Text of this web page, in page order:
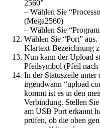
2560”
– Wählen Sie
(Mega2560)
– Wählen Sie
Wählen Sie “Port”
Klartext-Bezeichnung
Nun kann der Upload
Pfeilsymbol (Pfeil nach
In der Statuszeile unter
irgendwann “upload
kommt ist es in den
Verbindung. Stellen
am USB Port erkannt
prüfen, ob die oben